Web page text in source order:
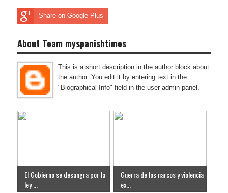
Share on Google Plus
About Team myspanishtimes
This is a short description in the author block about
the author. You edit it by entering text in the
"Biographical Info" field in the user admin panel.
El Gobierno se desangra por la
ley ...
Guerra de los narcos y violencia
ex...